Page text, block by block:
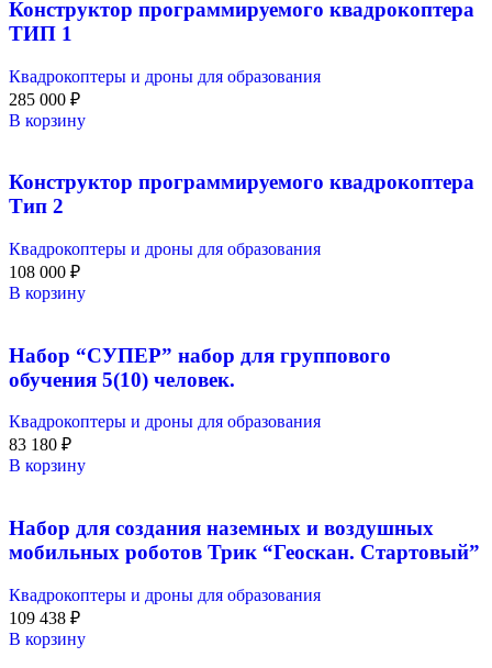
Конструктор программируемого квадрокоптера
ТИП 1
Квадрокоптеры и дроны для образования
285 000 ₽
В корзину
Конструктор программируемого квадрокоптера
Тип 2
Квадрокоптеры и дроны для образования
108 000 ₽
В корзину
Набор “СУПЕР” набор для группового
обучения 5(10) человек.
Квадрокоптеры и дроны для образования
83 180 ₽
В корзину
Набор для создания наземных и воздушных
мобильных роботов Трик “Геоскан. Стартовый”
Квадрокоптеры и дроны для образования
109 438 ₽
В корзину